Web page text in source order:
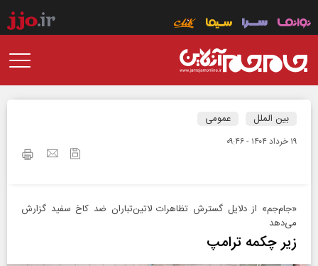
بین الملل عمومی
۱۹ خرداد ۱۴۰۴ - ۰۹:۴۶
«جام‌جم» از دلایل گسترش تظاهرات لاتین‎‌‌تباران ضد کاخ سفید گزارش
می‌‎دهد
زیر چکمه ترامپ